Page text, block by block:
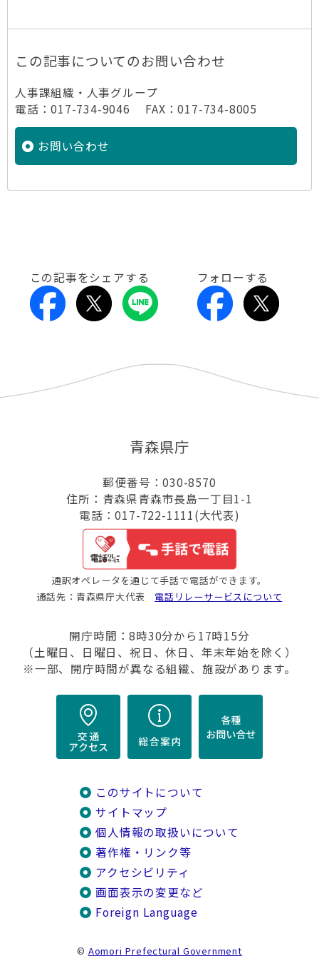
この記事についてのお問い合わせ
人事課組織・人事グループ
電話：017-734-9046 FAX：017-734-8005
お問い合わせ
この記事をシェアする フォローする
青森県庁
郵便番号：030-8570
住所：青森県青森市長島一丁目1-1
電話：017-722-1111(大代表)
通訳オペレータを通じて手話で電話ができます。
通話先：青森県庁大代表 電話リレーサービスについて
開庁時間：8時30分から17時15分
（土曜日、日曜日、祝日、休日、年末年始を除く）
※一部、開庁時間が異なる組織、施設があります。
このサイトについて
サイトマップ
個人情報の取扱いについて
著作権・リンク等
アクセシビリティ
画面表示の変更など
Foreign Language
© Aomori Prefectural Government